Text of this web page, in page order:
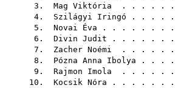
3. Mag Viktória . . . . . .
4. Szilágyi Iringó . . . . .
5. Novai Éva . . . . . . . .
6. Divin Judit . . . . . . .
7. Zacher Noémi . . . . . .
8. Pózna Anna Ibolya . . . .
9. Rajmon Imola . . . . . .
10. Kocsik Nóra . . . . . . .